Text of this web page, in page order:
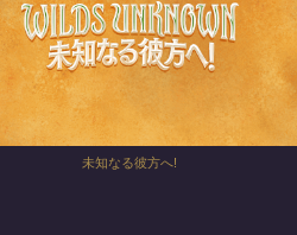
未知なる彼方へ!